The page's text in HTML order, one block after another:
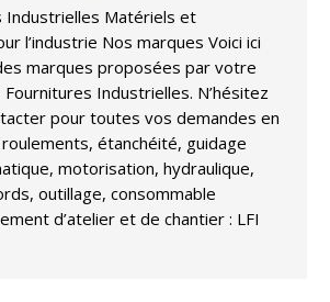
Industrielles Matériels et
l’industrie Nos marques Voici ici
marques proposées par votre
Industrielles. N’hésitez
pour toutes vos demandes en
étanchéité, guidage
motorisation, hydraulique,
outillage, consommable
d’atelier et de chantier : LFI